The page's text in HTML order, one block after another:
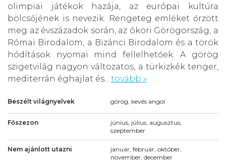
olimpiai játékok hazája, az európai kultúra
bölcsőjének is nevezik. Rengeteg emléket őrzött
meg az évszázadok során, az ókori Görögország, a
Római Birodalom, a Bizánci Birodalom és a török
hódítások nyomai mind fellelhetőek. A görög
szigetvilág nagyon változatos, a türkizkék tenger,
mediterrán éghajlat és... tovább »
Beszélt világnyelvek görög, kevés angol
Főszezon
június, július, augusztus,
szeptember
Nem ajánlott utazni
január, február, október,
november, december